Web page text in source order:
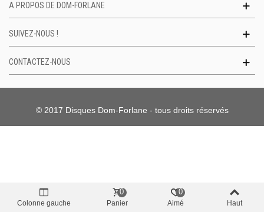
A PROPOS DE DOM-FORLANE
SUIVEZ-NOUS !
CONTACTEZ-NOUS
© 2017 Disques Dom-Forlane - tous droits réservés
Colonne gauche Panier
0
Aimé
0
Haut